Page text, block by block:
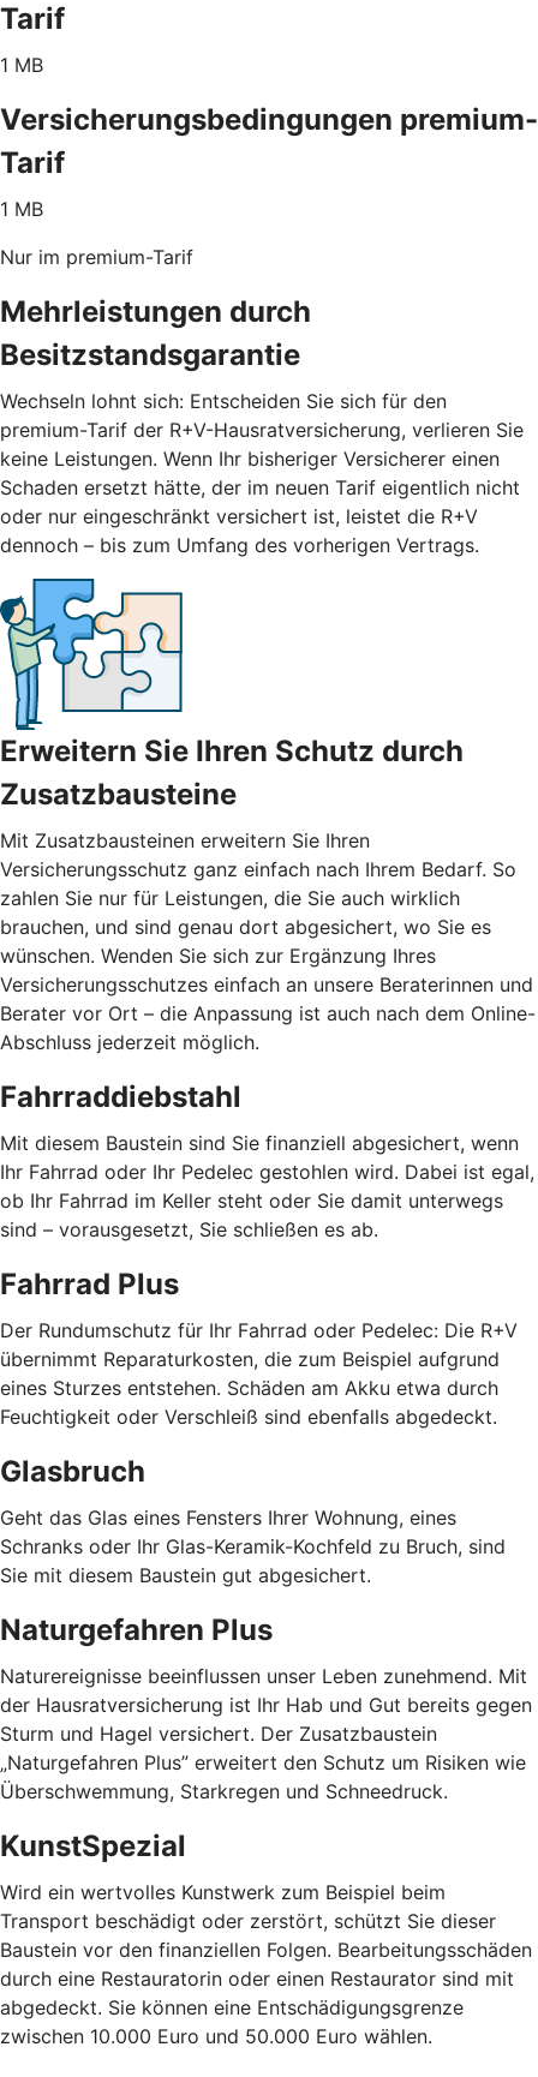
Tarif
1 MB
Versicherungsbedingungen premium-
Tarif
1 MB
Nur im premium-Tarif
Mehrleistungen durch
Besitzstandsgarantie
Wechseln lohnt sich: Entscheiden Sie sich für den
premium-Tarif der R+V-Hausratversicherung, verlieren Sie
keine Leistungen. Wenn Ihr bisheriger Versicherer einen
Schaden ersetzt hätte, der im neuen Tarif eigentlich nicht
oder nur eingeschränkt versichert ist, leistet die R+V
dennoch – bis zum Umfang des vorherigen Vertrags.
Erweitern Sie Ihren Schutz durch
Zusatzbausteine
Mit Zusatzbausteinen erweitern Sie Ihren
Versicherungsschutz ganz einfach nach Ihrem Bedarf. So
zahlen Sie nur für Leistungen, die Sie auch wirklich
brauchen, und sind genau dort abgesichert, wo Sie es
wünschen. Wenden Sie sich zur Ergänzung Ihres
Versicherungsschutzes einfach an unsere Beraterinnen und
Berater vor Ort – die Anpassung ist auch nach dem Online-
Abschluss jederzeit möglich.
Fahrraddiebstahl
Mit diesem Baustein sind Sie finanziell abgesichert, wenn
Ihr Fahrrad oder Ihr Pedelec gestohlen wird. Dabei ist egal,
ob Ihr Fahrrad im Keller steht oder Sie damit unterwegs
sind – vorausgesetzt, Sie schließen es ab.
Fahrrad Plus
Der Rundumschutz für Ihr Fahrrad oder Pedelec: Die R+V
übernimmt Reparaturkosten, die zum Beispiel aufgrund
eines Sturzes entstehen. Schäden am Akku etwa durch
Feuchtigkeit oder Verschleiß sind ebenfalls abgedeckt.
Glasbruch
Geht das Glas eines Fensters Ihrer Wohnung, eines
Schranks oder Ihr Glas-Keramik-Kochfeld zu Bruch, sind
Sie mit diesem Baustein gut abgesichert.
Naturgefahren Plus
Naturereignisse beeinflussen unser Leben zunehmend. Mit
der Hausratversicherung ist Ihr Hab und Gut bereits gegen
Sturm und Hagel versichert. Der Zusatzbaustein
„Naturgefahren Plus” erweitert den Schutz um Risiken wie
Überschwemmung, Starkregen und Schneedruck.
KunstSpezial
Wird ein wertvolles Kunstwerk zum Beispiel beim
Transport beschädigt oder zerstört, schützt Sie dieser
Baustein vor den finanziellen Folgen. Bearbeitungsschäden
durch eine Restauratorin oder einen Restaurator sind mit
abgedeckt. Sie können eine Entschädigungsgrenze
zwischen 10.000 Euro und 50.000 Euro wählen.